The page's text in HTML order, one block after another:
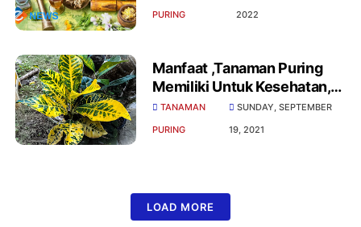
PURING
2022
Manfaat ,Tanaman Puring
Memiliki Untuk Kesehatan,
Simak Penjelasanya!
TANAMAN
PURING
SUNDAY, SEPTEMBER
19, 2021
LOAD MORE